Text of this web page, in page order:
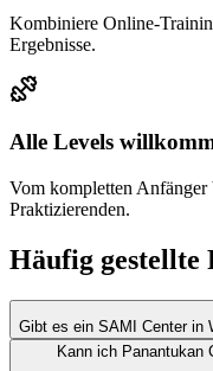
Kombiniere Online-
Ergebnisse.
Alle Levels
Vom kompletten Anfänger
Praktizierenden.
Häufig gestellte
Gibt es ein SAMI Center in
Kann ich Panantukan